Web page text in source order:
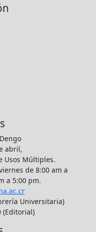
abril,
Usos Múltiples.
de 8:00 am a
a 5:00 pm.
Universitaria)
(Editorial)